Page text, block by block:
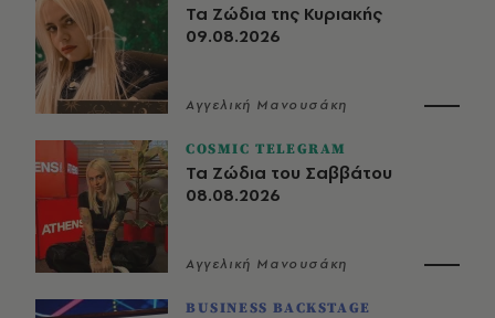
Τα Ζώδια της Κυριακής
09.08.2026
Αγγελική Μανουσάκη
COSMIC TELEGRAM
Τα Ζώδια του Σαββάτου
08.08.2026
Αγγελική Μανουσάκη
BUSINESS BACKSTAGE